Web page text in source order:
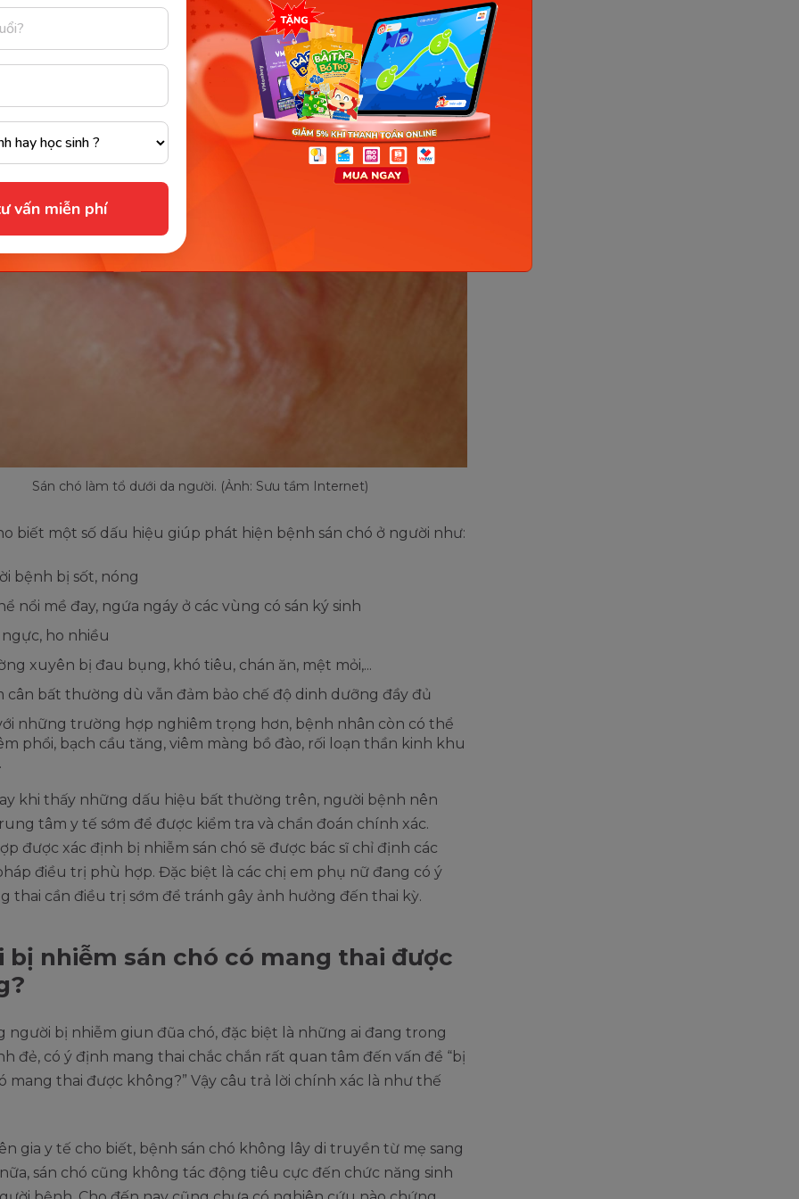
vấn miễn phí
chó bị nhiễm ấu trùng sán chó mà chưa chế biến kĩ,...
bệnh nhân có bị sán chó hay không, các bác sĩ cần dựa vào
nghiệm máu. Bên cạnh đó, bác sĩ còn dựa trên kết quả khám
triệu chứng để đánh giá tình trạng của bệnh nhân.
Sán chó làm tổ dưới da người. (Ảnh: Sưu tầm Internet)
biết một số dấu hiệu giúp phát hiện bệnh sán chó ở người như:
bệnh bị sốt, nóng
nổi mề đay, ngứa ngáy ở các vùng có sán ký sinh
ho nhiều
xuyên bị đau bụng, khó tiêu, chán ăn, mệt mỏi,...
cân bất thường dù vẫn đảm bảo chế độ dinh dưỡng đầy đủ
những trường hợp nghiêm trọng hơn, bệnh nhân còn có thể
phổi, bạch cầu tăng, viêm màng bồ đào, rối loạn thần kinh khu
khi thấy những dấu hiệu bất thường trên, người bệnh nên
tâm y tế sớm để được kiểm tra và chẩn đoán chính xác.
được xác định bị nhiễm sán chó sẽ được bác sĩ chỉ định các
điều trị phù hợp. Đặc biệt là các chị em phụ nữ đang có ý
thai cần điều trị sớm để tránh gây ảnh hưởng đến thai kỳ.
bị nhiễm sán chó có mang thai được
người bị nhiễm giun đũa chó, đặc biệt là những ai đang trong
đẻ, có ý định mang thai chắc chắn rất quan tâm đến vấn đề “bị
mang thai được không?” Vậy câu trả lời chính xác là như thế
gia y tế cho biết, bệnh sán chó không lây di truyền từ mẹ sang
sán chó cũng không tác động tiêu cực đến chức năng sinh